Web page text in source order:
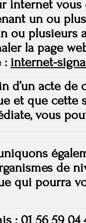
internet
un ou
ou plusieurs
la page
: internet-
d’un acte
et que cette
vous
de
qui pourra